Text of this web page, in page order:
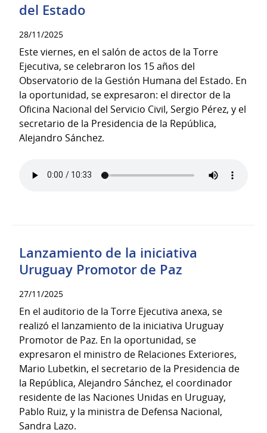
del Estado
28/11/2025
Este viernes, en el salón de actos de la Torre
Ejecutiva, se celebraron los 15 años del
Observatorio de la Gestión Humana del Estado. En
la oportunidad, se expresaron: el director de la
Oficina Nacional del Servicio Civil, Sergio Pérez, y el
secretario de la Presidencia de la República,
Alejandro Sánchez.
Lanzamiento de la iniciativa
Uruguay Promotor de Paz
27/11/2025
En el auditorio de la Torre Ejecutiva anexa, se
realizó el lanzamiento de la iniciativa Uruguay
Promotor de Paz. En la oportunidad, se
expresaron el ministro de Relaciones Exteriores,
Mario Lubetkin, el secretario de la Presidencia de
la República, Alejandro Sánchez, el coordinador
residente de las Naciones Unidas en Uruguay,
Pablo Ruiz, y la ministra de Defensa Nacional,
Sandra Lazo.